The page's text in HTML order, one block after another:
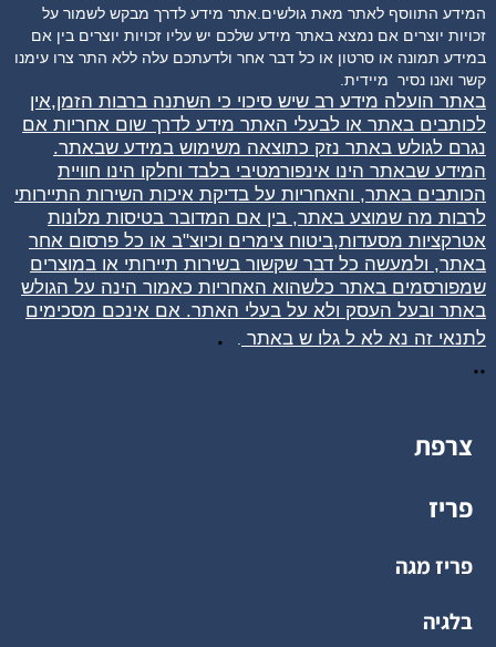
המידע התווסף לאתר מאת גולשים.אתר מידע לדרך מבקש לשמור על
זכויות יוצרים אם נמצא באתר מידע שלכם יש עליו זכויות יוצרים בין אם
במידע תמונה או סרטון או כל דבר אחר ולדעתכם עלה ללא התר צרו עימנו
קשר ואנו נסיר מיידית.
באתר הועלה מידע רב שיש סיכוי כי השתנה ברבות הזמן,אין
לכותבים באתר או לבעלי האתר מידע לדרך שום אחריות אם
נגרם לגולש באתר נזק כתוצאה משימוש במידע שבאתר.
המידע שבאתר הינו אינפורמטיבי בלבד וחלקו הינו חוויית
הכותבים באתר, והאחריות על בדיקת איכות השירות התיירותי
לרבות מה שמוצע באתר, בין אם המדובר בטיסות מלונות
אטרקציות מסעדות,ביטוח צימרים וכיוצ"ב או כל פרסום אחר
באתר, ולמעשה כל דבר שקשור בשירות תיירותי או במוצרים
שמפורסמים באתר כלשהוא האחריות כאמור הינה על הגולש
באתר ובעל העסק ולא על בעלי האתר. אם אינכם מסכימים
לתנאי זה נא לא ל גלו ש באתר
.
..
צרפת
פריז
פריז מגה
בלגיה